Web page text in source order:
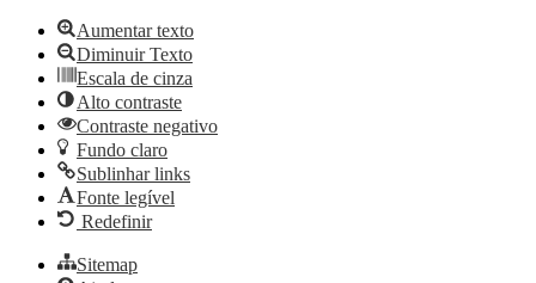
ferramentasAumentar texto
Diminuir Texto
Escala de cinza
Alto contraste
Contraste negativo
Fundo claro
Sublinhar links
Fonte legível
Redefinir
Sitemap